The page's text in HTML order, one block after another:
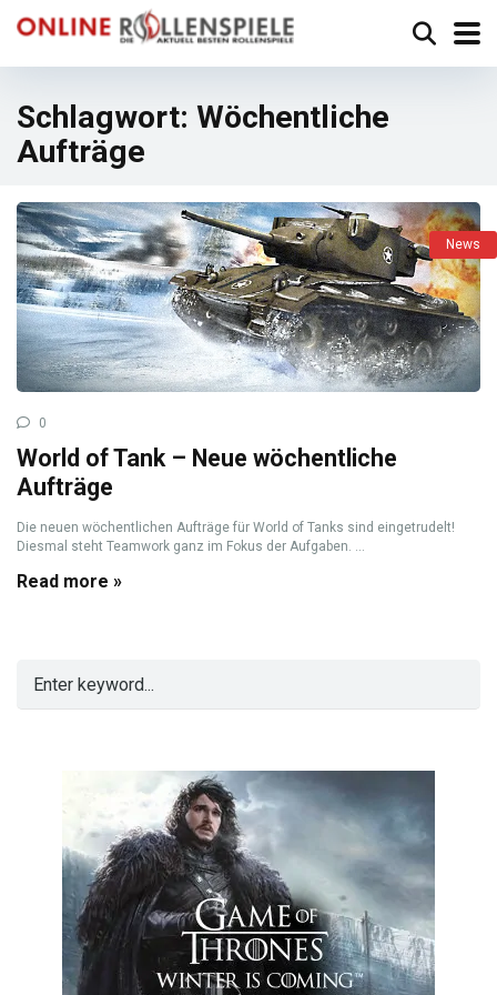
Schlagwort: Wöchentliche
Aufträge
News
0
World of Tank – Neue wöchentliche
Aufträge
Die neuen wöchentlichen Aufträge für World of Tanks sind eingetrudelt!
Diesmal steht Teamwork ganz im Fokus der Aufgaben. ...
Read more »